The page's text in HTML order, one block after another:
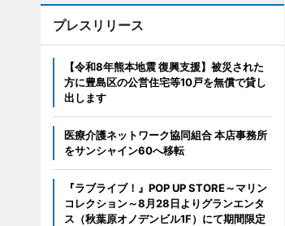
プレスリリース
【令和8年熊本地震 復興支援】被災された
方に豊島区の公営住宅等10戸を無償で貸し
出します
医療介護ネットワーク協同組合 本店事務所
をサンシャイン60へ移転
『ラブライブ！』POP UP STORE～マリン
コレクション～8月28日よりグランエンタ
ス（秋葉原オノデンビル1F）にて期間限定